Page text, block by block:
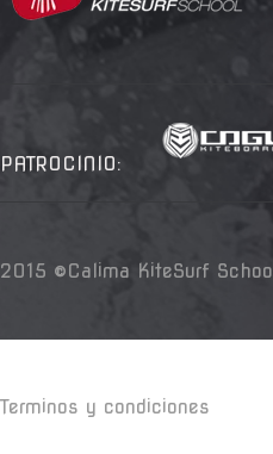
PATROCINIO:
2015 ©Calima KiteSurf
Terminos y condiciones